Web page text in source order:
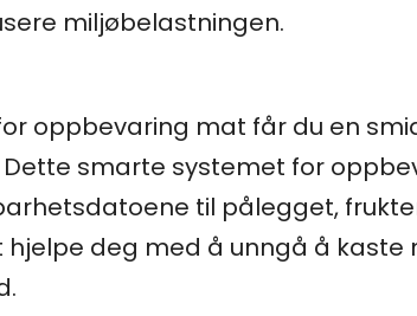
miljøbelastningen.
oppbevaring mat får du en
smarte systemet for
til pålegget,
deg med å unngå å kaste